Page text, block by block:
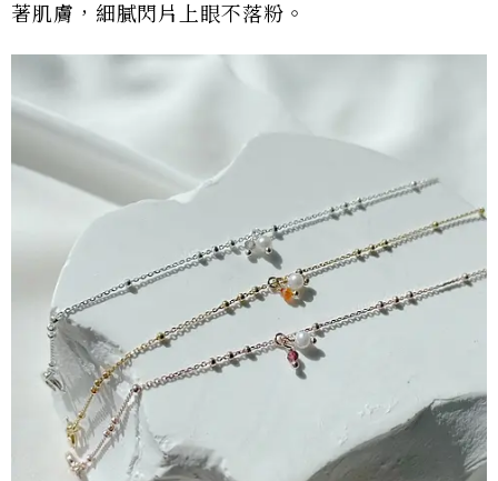
著肌膚，細膩閃片上眼不落粉。